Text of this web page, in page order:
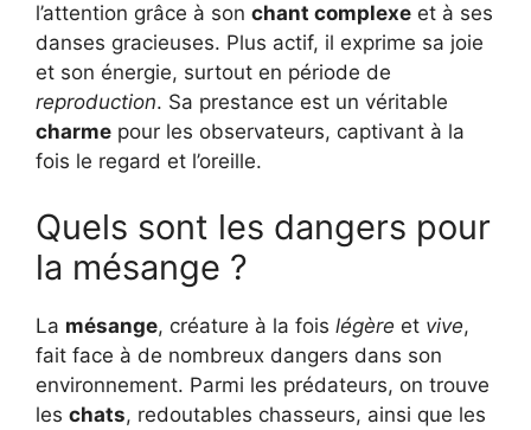
l’attention grâce à son chant complexe et à ses
danses gracieuses. Plus actif, il exprime sa joie
et son énergie, surtout en période de
reproduction. Sa prestance est un véritable
charme pour les observateurs, captivant à la
fois le regard et l’oreille.
Quels sont les dangers pour
la mésange ?
La mésange, créature à la fois légère et vive,
fait face à de nombreux dangers dans son
environnement. Parmi les prédateurs, on trouve
les chats, redoutables chasseurs, ainsi que les